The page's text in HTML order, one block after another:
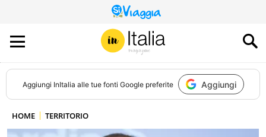
QUESTO
SITO
CONTRIBUISCE
ALL’AUDIENCE
DI
Aggiungi InItalia alle tue fonti Google preferite Aggiungi
HOME TERRITORIO